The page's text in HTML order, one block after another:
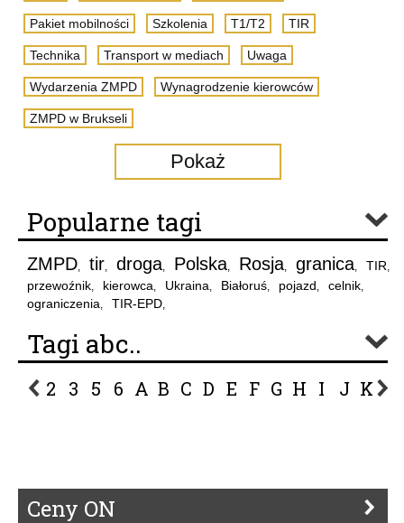
Pakiet mobilności Szkolenia T1/T2 TIR
Technika Transport w mediach Uwaga
Wydarzenia ZMPD Wynagrodzenie kierowców
ZMPD w Brukseli
Pokaż
Popularne tagi
ZMPD, tir, droga, Polska, Rosja, granica, TIR,
przewoźnik, kierowca, Ukraina, Białoruś, pojazd, celnik,
ograniczenia, TIR-EPD,
Tagi abc..
2 3 5 6 A B C D E F G H I J K L
Ceny ON